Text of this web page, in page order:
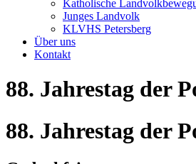
Katholische
Junges Landvolk
KLVHS Petersberg
Über uns
Kontakt
88. Jahrestag der
88. Jahrestag der